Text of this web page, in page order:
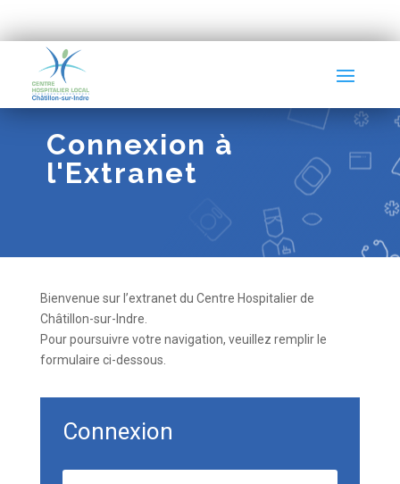
Connexion à
l'Extranet
Bienvenue sur l’extranet du Centre Hospitalier de
Châtillon-sur-Indre.
Pour poursuivre votre navigation, veuillez remplir le
formulaire ci-dessous.
Connexion